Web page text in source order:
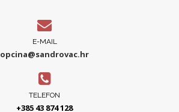
E-MAIL
opcina@sandrovac.hr
TELEFON
+385 43 874 128